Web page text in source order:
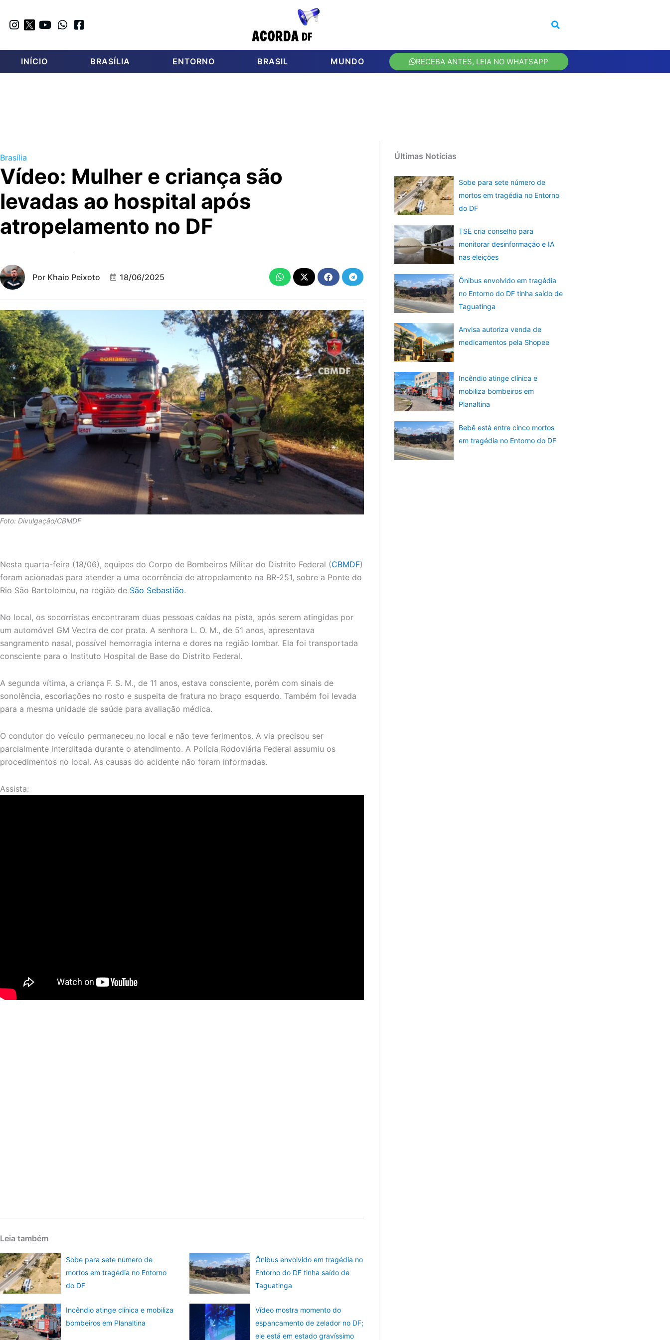
INÍCIO BRASÍLIA ENTORNO BRASIL MUNDO RECEBA ANTES, LEIA NO WHATSAPP
Brasília
Vídeo: Mulher e criança são
levadas ao hospital após
atropelamento no DF
Por Khaio Peixoto 18/06/2025
Foto: Divulgação/CBMDF
Nesta quarta-feira (18/06), equipes do Corpo de Bombeiros Militar do Distrito Federal (CBMDF)
foram acionadas para atender a uma ocorrência de atropelamento na BR-251, sobre a Ponte do
Rio São Bartolomeu, na região de São Sebastião.
No local, os socorristas encontraram duas pessoas caídas na pista, após serem atingidas por
um automóvel GM Vectra de cor prata. A senhora L. O. M., de 51 anos, apresentava
sangramento nasal, possível hemorragia interna e dores na região lombar. Ela foi transportada
consciente para o Instituto Hospital de Base do Distrito Federal.
A segunda vítima, a criança F. S. M., de 11 anos, estava consciente, porém com sinais de
sonolência, escoriações no rosto e suspeita de fratura no braço esquerdo. Também foi levada
para a mesma unidade de saúde para avaliação médica.
O condutor do veículo permaneceu no local e não teve ferimentos. A via precisou ser
parcialmente interditada durante o atendimento. A Polícia Rodoviária Federal assumiu os
procedimentos no local. As causas do acidente não foram informadas.
Assista:
Leia também
Sobe para sete número de
mortos em tragédia no Entorno
do DF
Ônibus envolvido em tragédia no
Entorno do DF tinha saído de
Taguatinga
Incêndio atinge clínica e mobiliza
bombeiros em Planaltina
Vídeo mostra momento do
espancamento de zelador no DF;
ele está em estado gravíssimo
Últimas Notícias
Sobe para sete número de
mortos em tragédia no Entorno
do DF
TSE cria conselho para
monitorar desinformação e IA
nas eleições
Ônibus envolvido em tragédia
no Entorno do DF tinha saído de
Taguatinga
Anvisa autoriza venda de
medicamentos pela Shopee
Incêndio atinge clínica e
mobiliza bombeiros em
Planaltina
Bebê está entre cinco mortos
em tragédia no Entorno do DF